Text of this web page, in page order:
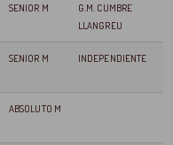
SENIOR M
G.M. CUMBRE
LLANGREU
SENIOR M INDEPENDIENTE
ABSOLUTO M